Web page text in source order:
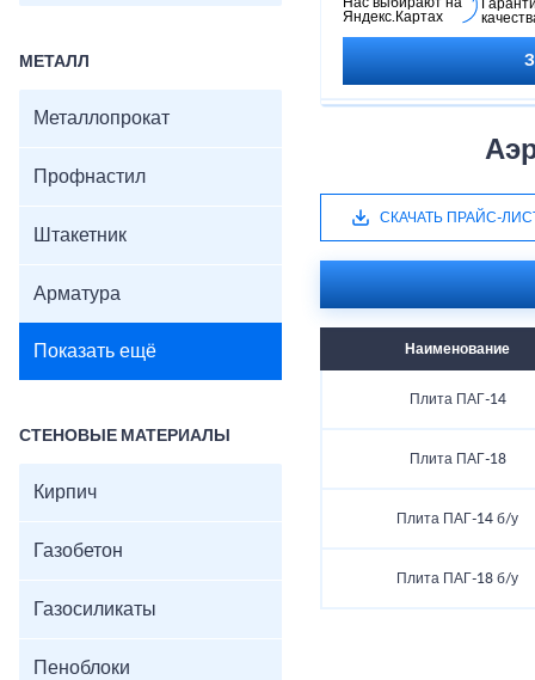
МЕТАЛЛ
Металлопрокат
Профнастил
Штакетник
Арматура
Показать ещё
СТЕНОВЫЕ МАТЕРИАЛЫ
Кирпич
Газобетон
Газосиликаты
Пеноблоки
взлете самолетов. Не
свою инфраструктуру
Яндекс.Картах
СКАЧАТЬ ПРАЙС-
Наименование
Плита ПАГ-14
Плита ПАГ-18
Плита ПАГ-14 б/у
Плита ПАГ-18 б/у